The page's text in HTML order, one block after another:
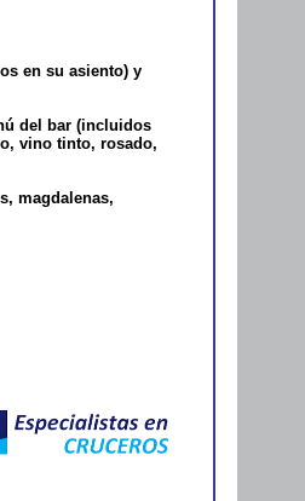
en su asiento) y
del bar (incluidos
vino tinto, rosado,
magdalenas,